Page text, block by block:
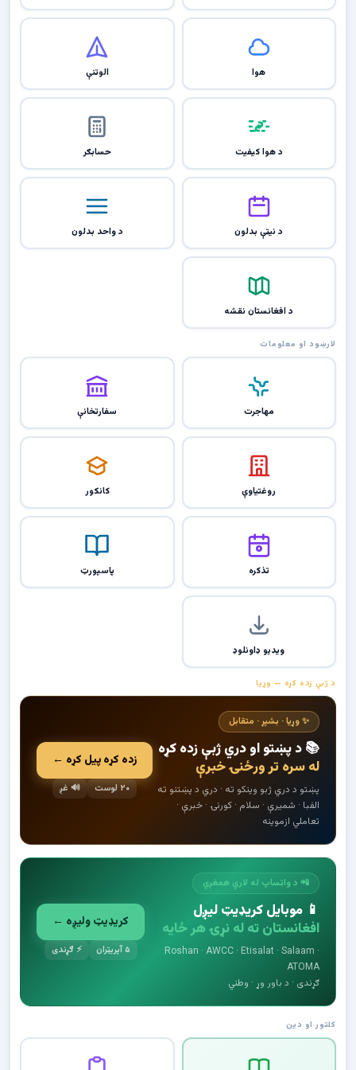
هوا الوتنې
د هوا کیفیت حسابګر
د نیټې بدلون د واحد بدلون
د افغانستان نقشه
لارښود او معلومات
مهاجرت سفارتخانې
روغتیاوې کانکور
تذکره پاسپورټ
ویډیو ډاونلوډ
د ژبې زده کړه — وړیا
✨ وړیا · بشپړ · متقابل
📚 د پښتو او دري ژبې زده کړه
له سره تر ورځنۍ خبرې
پښتو د دري ژبو وینکو ته · دري د پښتنو ته
الفبا · شمیرې · سلام · کورنۍ · خبرې ·
تعاملي ازموینه
زده کړه پیل کړه ←
۲۰ لوست 🔊 غږ
📲 د واټساپ له لارې همغږي
📱 موبایل کریډیټ لیږل
افغانستان ته له نړۍ هر ځایه
Roshan · AWCC · Etisalat · Salaam ·
ATOMA
ګړندی · د باور وړ · وطني
کریډیټ ولیږه ←
۵ آپریټران ⚡ ګړندی
کلتور او دین